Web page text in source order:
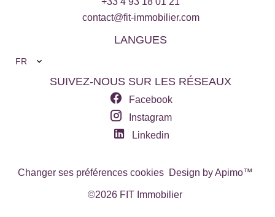
contact@fit-immobilier.com
LANGUES
FR
SUIVEZ-NOUS SUR LES RÉSEAUX
Facebook
Instagram
Linkedin
Changer ses préférences cookies Design byApimo™
©2026 FIT Immobilier